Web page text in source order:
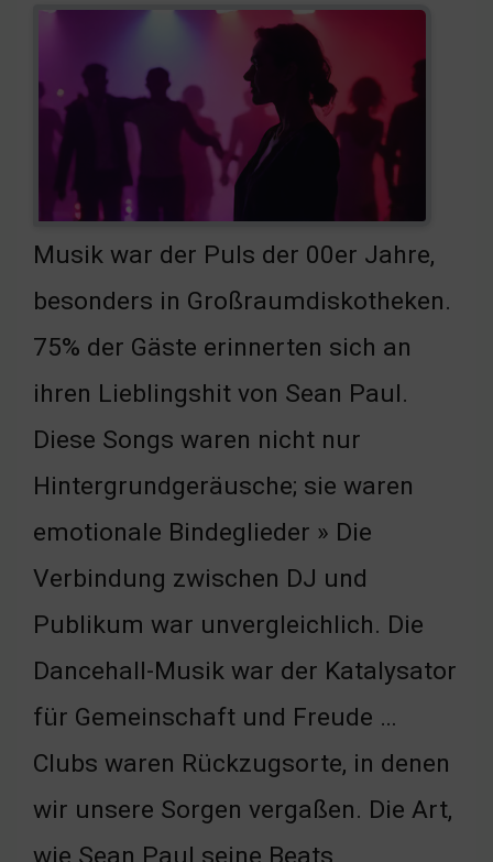
Musik war der Puls der 00er Jahre,
besonders in Großraumdiskotheken.
75% der Gäste erinnerten sich an
ihren Lieblingshit von Sean Paul.
Diese Songs waren nicht nur
Hintergrundgeräusche; sie waren
emotionale Bindeglieder » Die
Verbindung zwischen DJ und
Publikum war unvergleichlich. Die
Dancehall-Musik war der Katalysator
für Gemeinschaft und Freude …
Clubs waren Rückzugsorte, in denen
wir unsere Sorgen vergaßen. Die Art,
wie Sean Paul seine Beats